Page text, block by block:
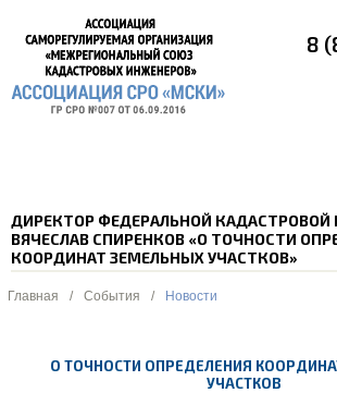
8
ДИРЕКТОР ФЕДЕРАЛЬНОЙ КАДАСТРОВОЙ
ВЯЧЕСЛАВ СПИРЕНКОВ «О ТОЧНОСТИ
КООРДИНАТ ЗЕМЕЛЬНЫХ УЧАСТКОВ»
Главная / События / Новости
О ТОЧНОСТИ ОПРЕДЕЛЕНИЯ
УЧАСТКОВ